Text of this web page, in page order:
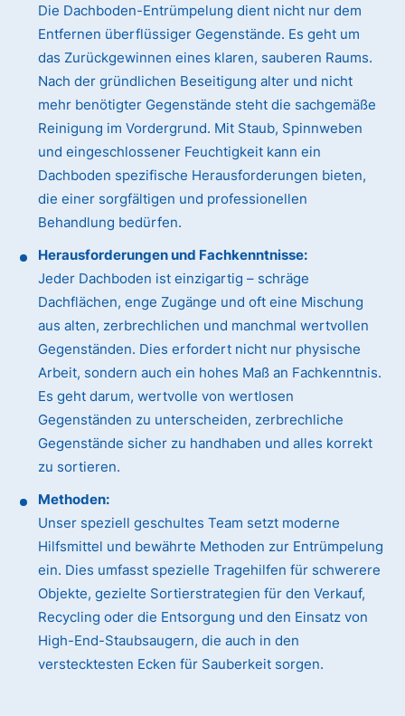
Die Dachboden-Entrümpelung dient nicht nur dem
Entfernen überflüssiger Gegenstände. Es geht um
das Zurückgewinnen eines klaren, sauberen Raums.
Nach der gründlichen Beseitigung alter und nicht
mehr benötigter Gegenstände steht die sachgemäße
Reinigung im Vordergrund. Mit Staub, Spinnweben
und eingeschlossener Feuchtigkeit kann ein
Dachboden spezifische Herausforderungen bieten,
die einer sorgfältigen und professionellen
Behandlung bedürfen.
Herausforderungen und Fachkenntnisse:
Jeder Dachboden ist einzigartig – schräge
Dachflächen, enge Zugänge und oft eine Mischung
aus alten, zerbrechlichen und manchmal wertvollen
Gegenständen. Dies erfordert nicht nur physische
Arbeit, sondern auch ein hohes Maß an Fachkenntnis.
Es geht darum, wertvolle von wertlosen
Gegenständen zu unterscheiden, zerbrechliche
Gegenstände sicher zu handhaben und alles korrekt
zu sortieren.
Methoden:
Unser speziell geschultes Team setzt moderne
Hilfsmittel und bewährte Methoden zur Entrümpelung
ein. Dies umfasst spezielle Tragehilfen für schwerere
Objekte, gezielte Sortierstrategien für den Verkauf,
Recycling oder die Entsorgung und den Einsatz von
High-End-Staubsaugern, die auch in den
verstecktesten Ecken für Sauberkeit sorgen.